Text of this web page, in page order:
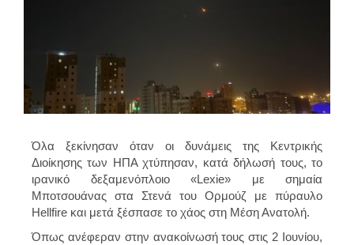
Όλα ξεκίνησαν όταν οι δυνάμεις της Κεντρικής
Διοίκησης των ΗΠΑ χτύπησαν, κατά δήλωσή τους, το
ιρανικό δεξαμενόπλοιο «Lexie» με σημαία
Μποτσουάνας στα Στενά του Ορμούζ με πύραυλο
Hellfire και μετά ξέσπασε το χάος στη Μέση Ανατολή.
Όπως ανέφεραν στην ανακοίνωσή τους στις 2 Ιουνίου,